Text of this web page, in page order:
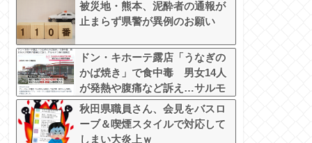
被災地・熊本、泥酔者の通報が
止まらず県警が異例のお願い
ドン・キホーテ露店「うなぎの
かば焼き」で食中毒 男女14人
が発熱や腹痛など訴え…サルモ
ネラ属の菌検出
秋田県職員さん、会見をバスロ
ーブ＆喫煙スタイルで対応して
しまい大炎上ｗ